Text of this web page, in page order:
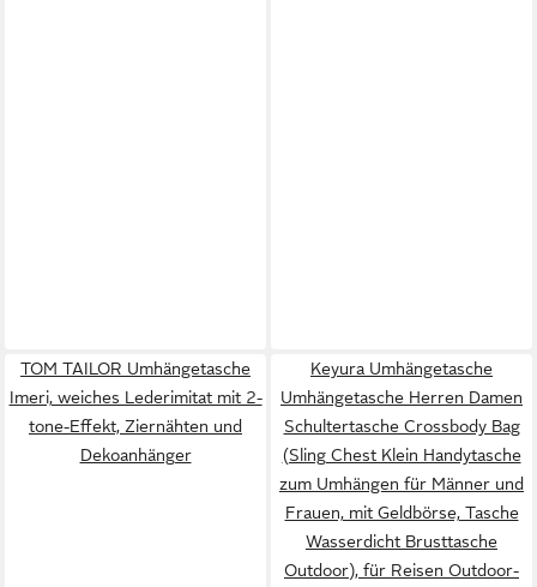
TOM TAILOR Umhängetasche
Imeri, weiches Lederimitat mit 2-
tone-Effekt, Ziernähten und
Dekoanhänger
Keyura Umhängetasche
Umhängetasche Herren Damen
Schultertasche Crossbody Bag
(Sling Chest Klein Handytasche
zum Umhängen für Männer und
Frauen, mit Geldbörse, Tasche
Wasserdicht Brusttasche
Outdoor), für Reisen Outdoor-